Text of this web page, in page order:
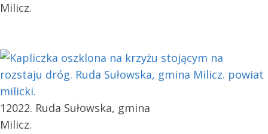
Milicz.
12022. Ruda Sułowska, gmina
Milicz.